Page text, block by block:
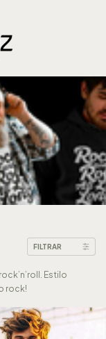
FILTRAR
Estilo
rock!